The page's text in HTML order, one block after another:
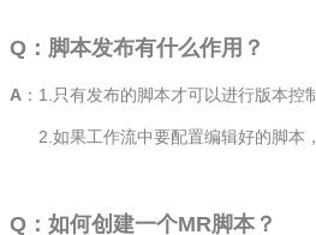
Q ：脚本发布有什么作用？
A ： 1.只有发布的脚本才可以进行版本控
2.如果工作流中要配置编辑好的脚本
Q：如何创建一个MR脚本？